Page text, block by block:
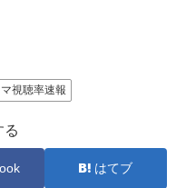
視聴率速報
る
はてブ